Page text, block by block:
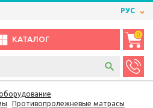
РУС
КАТАЛОГ
0
Противопролежневые матрасы